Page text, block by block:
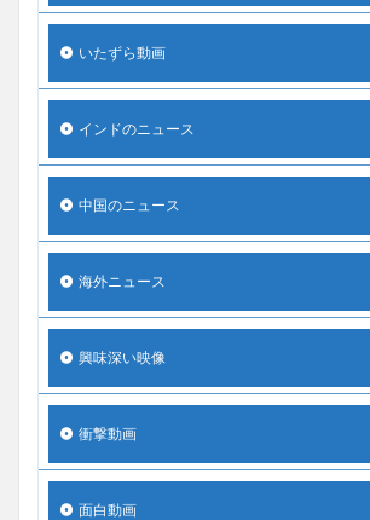
いたずら動画
インドのニュース
中国のニュース
海外ニュース
興味深い映像
衝撃動画
面白動画